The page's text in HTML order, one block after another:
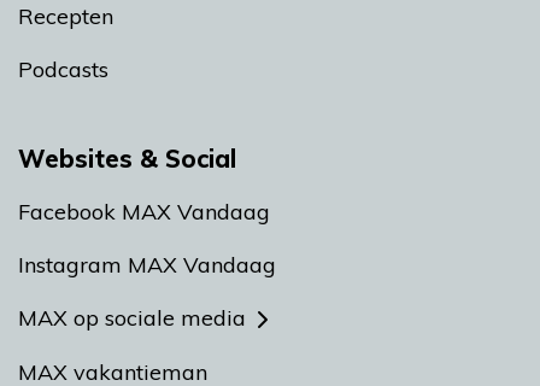
Recepten
Podcasts
Websites & Social
Facebook MAX Vandaag
Instagram MAX Vandaag
MAX op sociale media
MAX vakantieman